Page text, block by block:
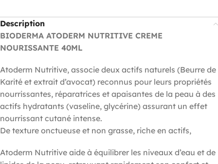
Description
BIODERMA ATODERM NUTRITIVE CREME
NOURISSANTE 40ML
Atoderm Nutritive, associe deux actifs naturels (Beurre de
Karité et extrait d’avocat) reconnus pour leurs propriétés
nourrissantes, réparatrices et apaisantes de la peau à des
actifs hydratants (vaseline, glycérine) assurant un effet
nourrissant cutané intense.
De texture onctueuse et non grasse, riche en actifs,
Atoderm Nutritive aide à équilibrer les niveaux d’eau et de